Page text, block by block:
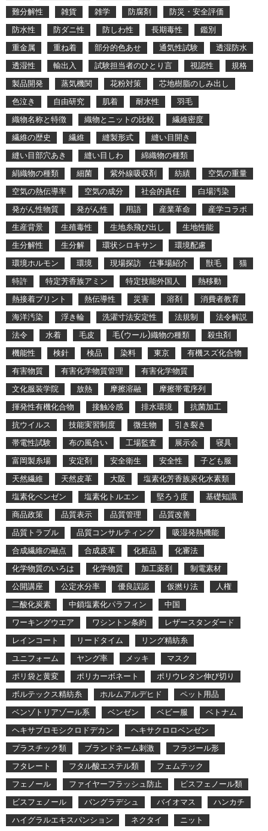
難分解性
雑貨 雑学 防腐剤
防災・安全評価
防水性
防ダニ性 防しわ性 長期毒性
鑑別
重金属
重ね着 部分的色あせ 通気性試験
透湿防水
透湿性
輸出入 試験担当者のひとり言 視認性
規格
製品開発
蒸気機関 花粉対策
芯地樹脂のしみ出し
色泣き
自由研究 肌着 耐水性
羽毛
織物名称と特徴
織物とニットの比較
繊維密度
繊維の歴史
繊維 縫製形式
縫い目開き
縫い目部穴あき
縫い目しわ
綿織物の種類
絹織物の種類
細菌 紫外線吸収剤 紡績
空気の重量
空気の熱伝導率
空気の成分 社会的責任
白場汚染
発がん性物質
発がん性 用語 産業革命
産学コラボ
生産背景
生殖毒性 生地糸飛び出し
生地性能
生分解性
生分解 環状シロキサン
環境配慮
環境ホルモン
環境 現場探訪 仕事場紹介 獣毛
猫
特許
特定芳香族アミン 特定技能外国人
熱移動
熱接着プリント
熱伝導性 災害 溶剤
消費者教育
海洋汚染
浮き輪 洗濯寸法安定性 法規制
法令解説
法令
水着 毛皮 毛(ウール)織物の種類
殺虫剤
機能性
検針 検品 染料 東京
有機スズ化合物
有害物質
有害化学物質管理
有害化学物質
文化服装学院
放熱 摩擦溶融
摩擦帯電序列
揮発性有機化合物
接触冷感 排水環境
抗菌加工
抗ウイルス
技能実習制度 微生物
引き裂き
帯電性試験
布の風合い 工場監査 展示会
寝具
富岡製糸場
安定剤 安全衛生 安全性
子ども服
天然繊維
天然皮革 大阪
塩素化芳香族炭化水素類
塩素化ベンゼン
塩素化トルエン 堅ろう度
基礎知識
商品政策
品質表示 品質管理
品質改善
品質トラブル
品質コンサルティング
吸湿発熱機能
合成繊維の融点
合成皮革 化粧品
化審法
化学物質のいろは
化学物質 加工薬剤
制電素材
公開講座
公定水分率 優良誤認 仮撚り法
人権
二酸化炭素
中鎖塩素化パラフィン
中国
ワーキングウエア
ワシントン条約
レザースタンダード
レインコート
リードタイム
リング精紡糸
ユニフォーム
ヤング率 メッキ
マスク
ポリ袋と黄変
ポリカーボネート
ポリウレタン伸び切り
ボルテックス精紡糸
ホルムアルデヒド
ペット用品
ベンゾトリアゾール系
ベンゼン ベビー服
ベトナム
ヘキサブロモシクロドデカン
ヘキサクロロベンゼン
プラスチック類
ブランドネーム刺激
フラジール形
フタレート
フタル酸エステル類
フェムテック
フェノール
ファイヤーフラッシュ防止
ビスフェノール類
ビスフェノール
バングラデシュ バイオマス
ハンカチ
ハイグラルエキスパンション
ネクタイ ニット